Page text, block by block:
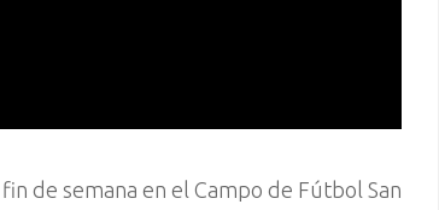
de semana en el Campo de Fútbol San